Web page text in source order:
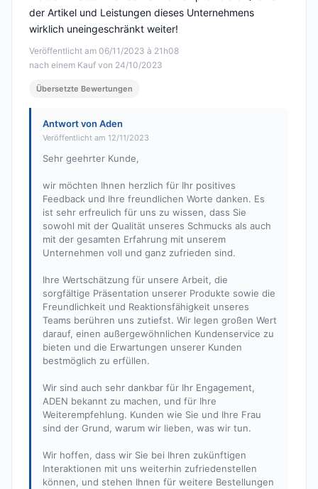
Veröffentlicht am 06/11/2023 à 21h08
nach einem Kauf von 24/10/2023
der Artikel und Leistungen dieses Unternehmens
wirklich uneingeschränkt weiter!
Übersetzte Bewertungen
Antwort von Aden
Veröffentlicht am 12/11/2023
Sehr geehrter Kunde,
wir möchten Ihnen herzlich für Ihr positives
Feedback und Ihre freundlichen Worte danken. Es
ist sehr erfreulich für uns zu wissen, dass Sie
sowohl mit der Qualität unseres Schmucks als auch
mit der gesamten Erfahrung mit unserem
Unternehmen voll und ganz zufrieden sind.
Ihre Wertschätzung für unsere Arbeit, die
sorgfältige Präsentation unserer Produkte sowie die
Freundlichkeit und Reaktionsfähigkeit unseres
Teams berühren uns zutiefst. Wir legen großen Wert
darauf, einen außergewöhnlichen Kundenservice zu
bieten und die Erwartungen unserer Kunden
bestmöglich zu erfüllen.
Wir sind auch sehr dankbar für Ihr Engagement,
ADEN bekannt zu machen, und für Ihre
Weiterempfehlung. Kunden wie Sie und Ihre Frau
sind der Grund, warum wir lieben, was wir tun.
Wir hoffen, dass wir Sie bei Ihren zukünftigen
Interaktionen mit uns weiterhin zufriedenstellen
können, und stehen Ihnen für weitere Bestellungen